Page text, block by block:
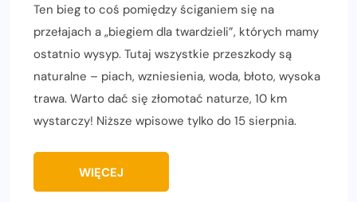
Ten bieg to coś pomiędzy ściganiem się na
przełajach a „biegiem dla twardzieli”, których mamy
ostatnio wysyp. Tutaj wszystkie przeszkody są
naturalne – piach, wzniesienia, woda, błoto, wysoka
trawa. Warto dać się złomotać naturze, 10 km
wystarczy! Niższe wpisowe tylko do 15 sierpnia.
WIĘCEJ